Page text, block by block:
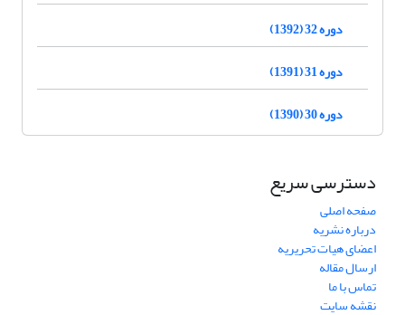
دوره 32 (1392)
دوره 31 (1391)
دوره 30 (1390)
دسترسی سریع
صفحه اصلی
درباره نشریه
اعضای هیات تحریریه
ارسال مقاله
تماس با ما
نقشه سایت